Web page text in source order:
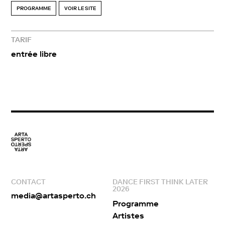
PROGRAMME VOIR LE SITE
TARIF
entrée libre
CONTACT
media@artasperto.ch
DANCE FIRST THINK LATER
2026
Programme
Artistes